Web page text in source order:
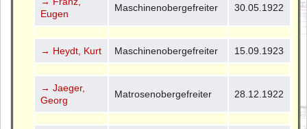
Eugen
Maschinenobergefreiter 30.05.1922
→ Heydt, Kurt Maschinenobergefreiter 15.09.1923
→ Jaeger,
Georg
Matrosenobergefreiter 28.12.1922